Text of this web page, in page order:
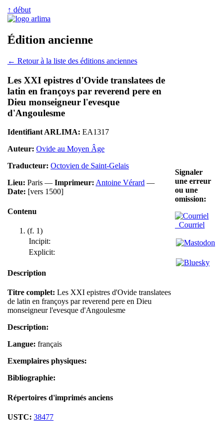
↑ début
Édition ancienne
← Retour à la liste des éditions anciennes
Les XXI epistres d'Ovide translatees de
latin en françoys par reverend pere en
Dieu monseigneur l'evesque
d'Angoulesme
Identifiant ARLIMA: EA1317
Auteur: Ovide au Moyen Âge
Traducteur: Octovien de Saint-Gelais
Lieu: Paris — Imprimeur: Antoine Vérard —
Date: [vers 1500]
Contenu
(f. 1)
Incipit:
Explicit:
Description
Titre complet: Les XXI epistres d'Ovide translatees
de latin en françoys par reverend pere en Dieu
monseigneur l'evesque d'Angoulesme
Description:
Langue: français
Exemplaires physiques:
Bibliographie:
Répertoires d'imprimés anciens
USTC: 38477
Signaler
une erreur
ou une
omission:
Courriel